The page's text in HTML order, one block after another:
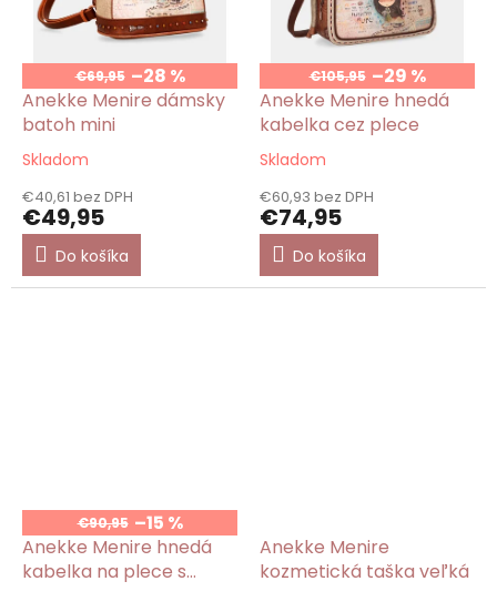
€69,95 –28 %
Anekke Menire dámsky
batoh mini
Priemerné
produktu
je
5,0
5
Skladom
€40,61 bez DPH
€49,95
Do košíka
€105,95 –29 %
Anekke Menire hnedá
kabelka cez plece
Priemerné
produktu
je
5,0
5
Skladom
€60,93 bez DPH
€74,95
Do košíka
€90,95 –15 %
Anekke Menire hnedá
kabelka na plece s
Anekke Menire
kozmetická taška veľká